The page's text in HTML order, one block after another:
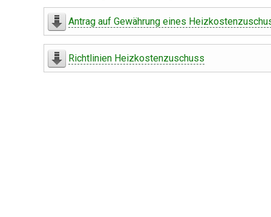
Antrag auf Gewährung eines
Richtlinien Heizkostenzuschuss